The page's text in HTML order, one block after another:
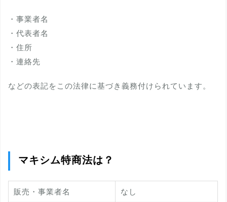
・事業者名
・代表者名
・住所
・連絡先
などの表記をこの法律に基づき義務付けられています。
マキシム特商法は？
販売・事業者名 なし